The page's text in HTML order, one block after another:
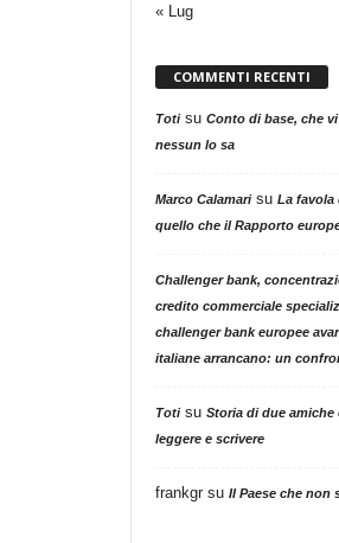
« Lug
COMMENTI RECENTI
Totisu Conto di base, che
nessun lo sa
Marco Calamarisu La favola
quello che il Rapporto
Challenger bank,
credito commerciale
challenger bank europee
italiane arrancano: un
Totisu Storia di due amiche
leggere e scrivere
frankgrsu Il Paese che non